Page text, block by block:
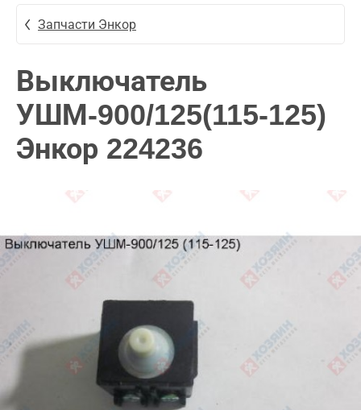
Запчасти Энкор
Выключатель
УШМ-900/125(115-125)
Энкор 224236